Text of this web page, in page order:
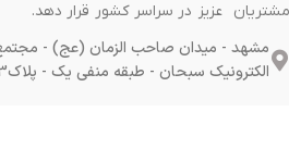
عزیز در سراسر کشور قرار دهد.
مشهد - میدان صاحب الزمان (عج) -
الکترونیک سبحان - طبقه منفی یک - پلاک43